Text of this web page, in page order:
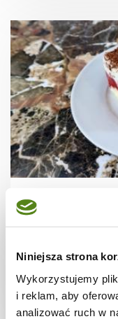
Niniejsza strona
Wykorzystujemy
i reklam, aby
analizować ruch w
CIASTA I TORTY
Sernik na